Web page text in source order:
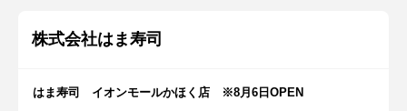
株式会社はま寿司
はま寿司 イオンモールかほく店 ※8月6日OPEN